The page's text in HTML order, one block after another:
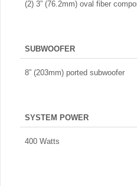
(2) 3” (76.2mm) oval fiber
SUBWOOFER
8” (203mm) ported subwoofer
SYSTEM POWER
400 Watts